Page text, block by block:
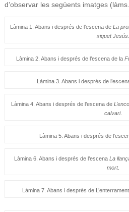
d’observar les següents imatges
Làmina 1. Abans i després de l’escena deLa
xiquet Jesús
Làmina 2. Abans i després de l’escena de la
Làmina 3. Abans i després de
Làmina 4. Abans i després de l’escena de
calvari.
Làmina 5. Abans i després de
Làmina 6. Abans i després de l’escena La
mort.
Làmina 7. Abans i després de